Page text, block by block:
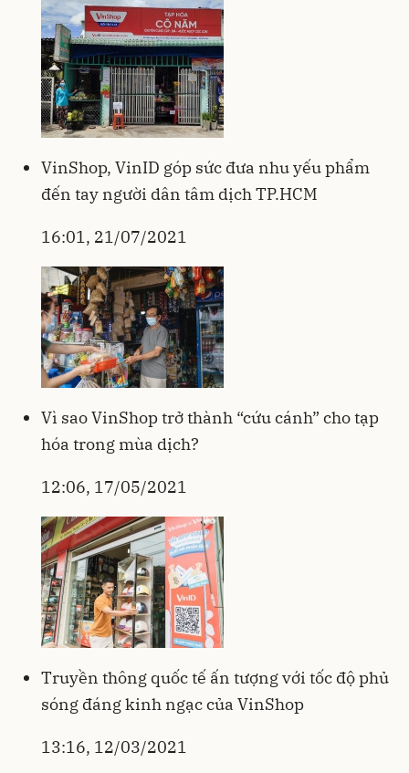
VinShop, VinID góp sức đưa nhu yếu phẩm
đến tay người dân tâm dịch TP.HCM
16:01, 21/07/2021
Vì sao VinShop trở thành “cứu cánh” cho tạp
hóa trong mùa dịch?
12:06, 17/05/2021
Truyền thông quốc tế ấn tượng với tốc độ phủ
sóng đáng kinh ngạc của VinShop
13:16, 12/03/2021